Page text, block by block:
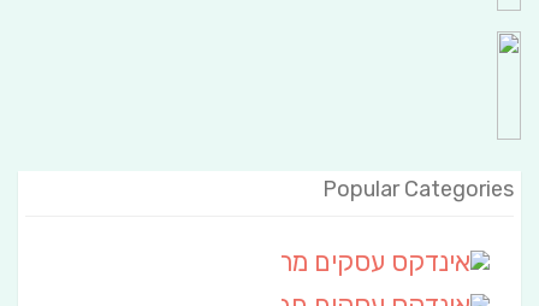
Popular Categories